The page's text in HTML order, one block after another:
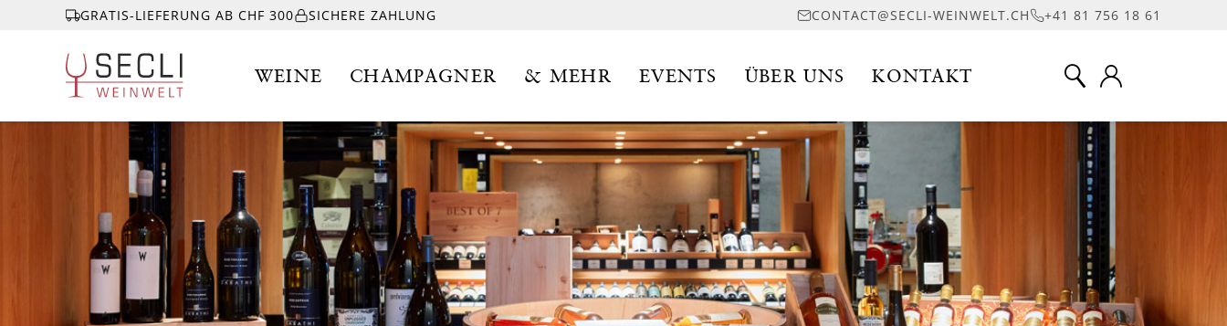
GRATIS-LIEFERUNG AB CHF 300 SICHERE ZAHLUNG CONTACT@SECLI-WEINWELT.CH +41 81 756 18 61
WEINE CHAMPAGNER & MEHR EVENTS ÜBER UNS KONTAKT
CHAMPAGNER
& MEHR